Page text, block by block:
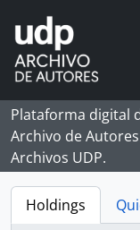
Skip to main content
Plataforma digital
Archivo de
Archivos UDP.
Holdings